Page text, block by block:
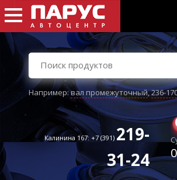
Например:вал промежуточный,236-
Калинина 167: +7 (391) 219-
31-24